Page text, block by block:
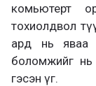
комьютерт
тохиолдвол
ард нь яваа
боломжийг нь
гэсэн үг.